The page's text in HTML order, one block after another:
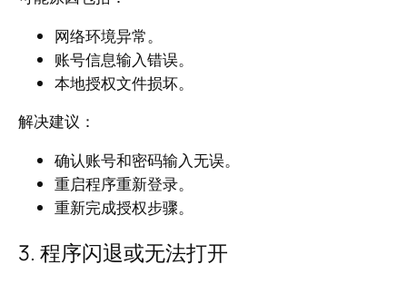
网络环境异常。
账号信息输入错误。
本地授权文件损坏。
解决建议：
确认账号和密码输入无误。
重启程序重新登录。
重新完成授权步骤。
3. 程序闪退或无法打开